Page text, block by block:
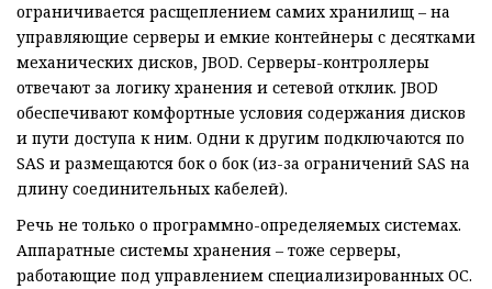
ограничивается расщеплением самих хранилищ – на
управляющие серверы и емкие контейнеры с десятками
механических дисков, JBOD. Серверы-контроллеры
отвечают за логику хранения и сетевой отклик. JBOD
обеспечивают комфортные условия содержания дисков
и пути доступа к ним. Одни к другим подключаются по
SAS и размещаются бок о бок (из-за ограничений SAS на
длину соединительных кабелей).
Речь не только о программно-определяемых системах.
Аппаратные системы хранения – тоже серверы,
работающие под управлением специализированных ОС.